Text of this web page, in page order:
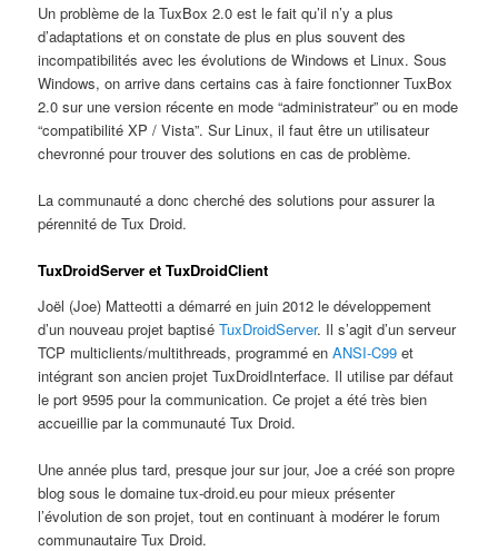
Un problème de la TuxBox 2.0 est le fait qu’il n’y a plus
d’adaptations et on constate de plus en plus souvent des
incompatibilités avec les évolutions de Windows et Linux. Sous
Windows, on arrive dans certains cas à faire fonctionner TuxBox
2.0 sur une version récente en mode “administrateur” ou en mode
“compatibilité XP / Vista”. Sur Linux, il faut être un utilisateur
chevronné pour trouver des solutions en cas de problème.
La communauté a donc cherché des solutions pour assurer la
pérennité de Tux Droid.
TuxDroidServer et TuxDroidClient
Joël (Joe) Matteotti a démarré en juin 2012 le développement
d’un nouveau projet baptiséTuxDroidServer. Il s’agit d’un serveur
TCP multiclients/multithreads, programmé enANSI-C99 et
intégrant son ancien projet TuxDroidInterface. Il utilise par défaut
le port 9595 pour la communication. Ce projet a été très bien
accueillie par la communauté Tux Droid.
Une année plus tard, presque jour sur jour, Joe a créé son propre
blog sous le domaine tux-droid.eu pour mieux présenter
l’évolution de son projet, tout en continuant à modérer le forum
communautaire Tux Droid.